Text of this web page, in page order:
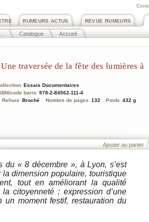
REVUE RUMEURS
RUMEURS ACTUS
Catalogue Accueil
traversée de la fête des lumières à
Essais Documentaires
code barre 978-2-84562-111-4
Reliure Broché Nombre de pages 132 Poids 432 g
« 8 décembre », à Lyon, s’est
la dimension populaire, touristique
tout en améliorant la qualité
citoyenneté ; expression d’une
un moment festif, restauration du